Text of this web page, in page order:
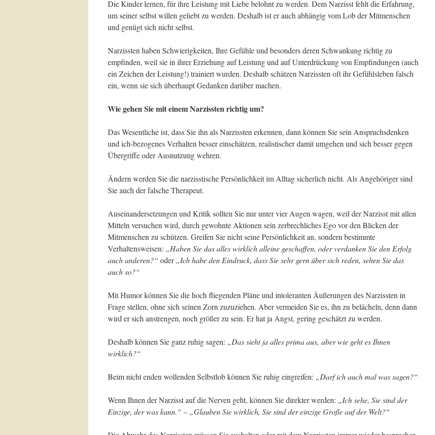
Die Kinder lernen, für ihre Leistung mit Liebe belohnt zu werden. Dem Narzisst fehlt die Erfahrung,
um seiner selbst willen geliebt zu werden. Deshalb ist er auch abhängig vom Lob der Mitmenschen
und genügt sich nicht selbst.
Narzissten haben Schwierigkeiten, Ihre Gefühle und besonders deren Schwankung richtig zu
empfinden, weil sie in ihrer Erziehung auf Leistung und auf Unterdrückung von Empfindungen (auch
ein Zeichen der Leistung!) trainiert wurden. Deshalb schätzen Narzissten oft ihr Gefühlsleben falsch
ein, wenn sie sich überhaupt Gedanken darüber machen.
Wie gehen Sie mit einem Narzissten richtig um?
Das Wesentliche ist, dass Sie ihn als Narzissten erkennen, dann können Sie sein Anspruchsdenken
und ich-bezogenes Verhalten besser einschätzen, realistischer damit umgehen und sich besser gegen
Übergriffe oder Ausnutzung wehren.
Ändern werden Sie die narzisstische Persönlichkeit im Alltag sicherlich nicht. Als Angehöriger sind
Sie auch der falsche Therapeut.
Auseinandersetzungen und Kritik sollten Sie nur unter vier Augen wagen, weil der Narzisst mit allen
Mitteln versuchen wird, durch gewohnte Aktionen sein zerbrechliches Ego vor den Blicken der
Mitmenschen zu schützen. Greifen Sie nicht seine Persönlichkeit an, sondern bestimmte
Verhaltensweisen: „Haben Sie das alles wirklich alleine geschaffen, oder verdanken Sie den Erfolg
auch anderen?“ oder„Ich habe den Eindruck, dass Sie sehr gern über sich reden, sehen Sie das
auch so?“
Mit Humor können Sie die hoch fliegenden Pläne und intoleranten Äußerungen des Narzissten in
Frage stellen, ohne sich seinen Zorn zuzuziehen. Aber vermeiden Sie es, ihn zu belächeln, denn dann
wird er sich anstrengen, noch größer zu sein. Er hat ja Angst, gering geschätzt zu werden.
Deshalb können Sie ganz ruhig sagen: „Das sieht ja alles prima aus, aber wie geht es Ihnen
wirklich?“
Beim nicht enden wollenden Selbstlob können Sie ruhig eingreifen: „Darf ich auch mal was sagen?“
Wenn Ihnen der Narzisst auf die Nerven geht, können Sie direkter werden: „Ich sehe, Sie sind der
Einzige, der was kann.“ – „Glauben Sie wirklich, Sie sind der einzige Große auf der Welt?“